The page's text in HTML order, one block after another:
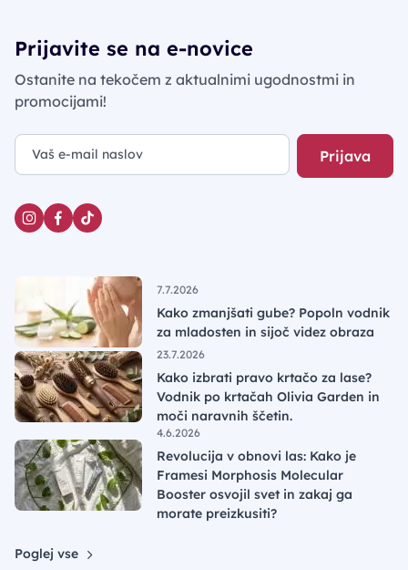
Prijavite se na e-novice
Ostanite na tekočem z aktualnimi ugodnostmi in
promocijami!
Prijava
7.7.2026
Kako zmanjšati gube? Popoln vodnik
za mladosten in sijoč videz obraza
23.7.2026
Kako izbrati pravo krtačo za lase?
Vodnik po krtačah Olivia Garden in
moči naravnih ščetin.
4.6.2026
Revolucija v obnovi las: Kako je
Framesi Morphosis Molecular
Booster osvojil svet in zakaj ga
morate preizkusiti?
Poglej vse